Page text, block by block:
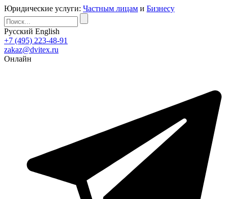
Юридические услуги: Частным лицам и Бизнесу
Русский English
+7 (495) 223-48-91
zakaz@dvitex.ru
Онлайн